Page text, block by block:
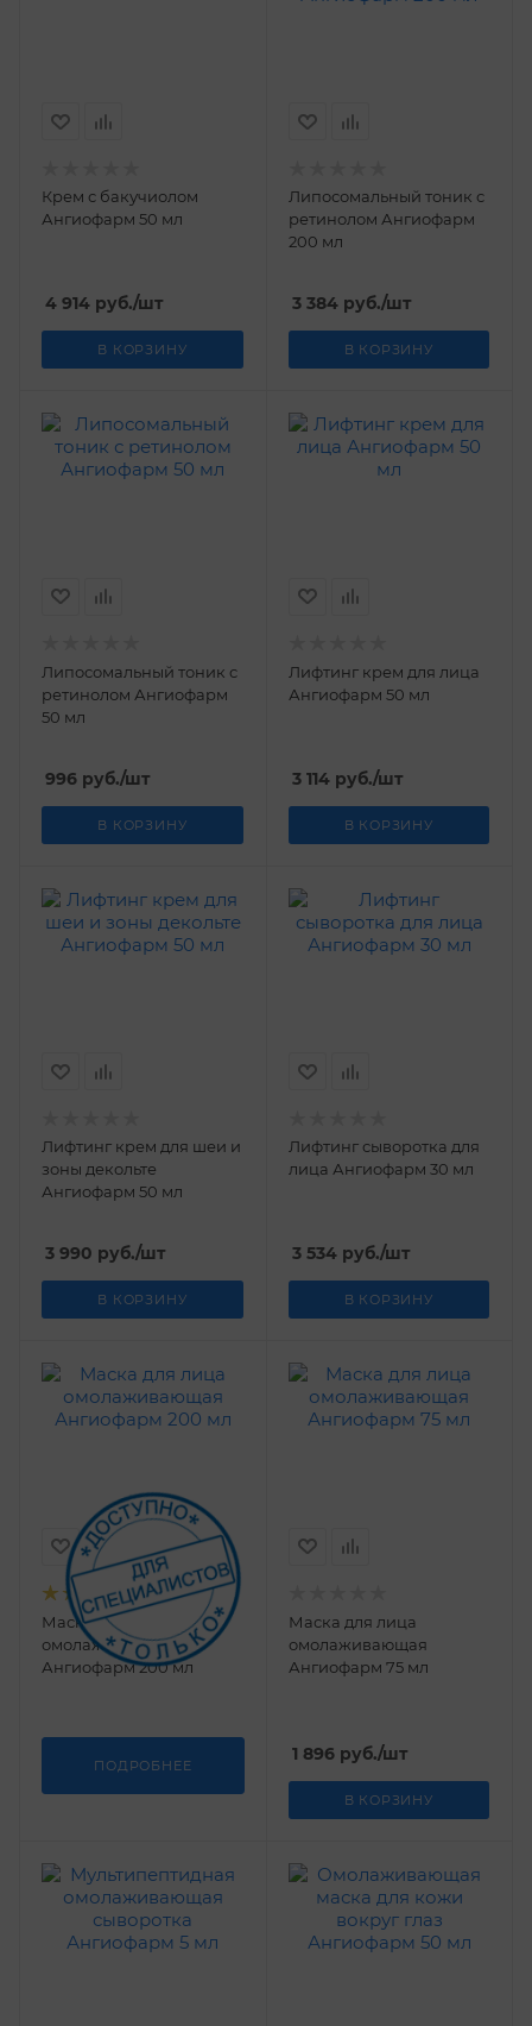
Крем с бакучиолом
Ангиофарм 50 мл
4 914 руб./шт
В КОРЗИНУ
Липосомальный тоник с
ретинолом Ангиофарм
200 мл
3 384руб./шт
В КОРЗИНУ
Липосомальный тоник с
ретинолом Ангиофарм
50 мл
996 руб./шт
В КОРЗИНУ
Лифтинг крем для лица
Ангиофарм 50 мл
3 114руб./шт
В КОРЗИНУ
Лифтинг крем для шеи и
зоны декольте
Ангиофарм 50 мл
3 990 руб./шт
В КОРЗИНУ
Лифтинг сыворотка для
лица Ангиофарм 30 мл
3 534руб./шт
В КОРЗИНУ
Маска для лица
омолаживающая
Ангиофарм 200 мл
ПОДРОБНЕЕ
Маска для лица
омолаживающая
Ангиофарм 75 мл
1 896руб./шт
В КОРЗИНУ